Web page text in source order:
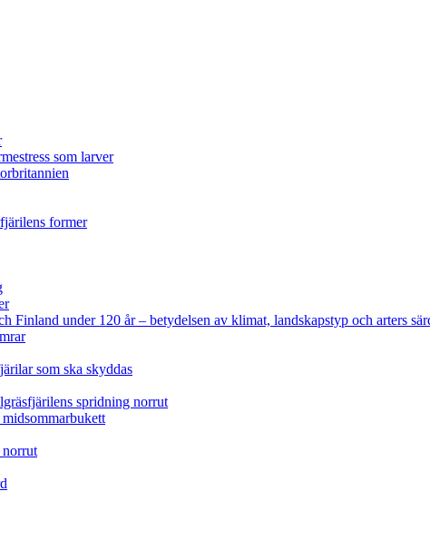
som larver
former
Finland under 120 år– betydelsen av klimat, landskapstyp och arters
som ska skyddas
spridning norrut
norrut